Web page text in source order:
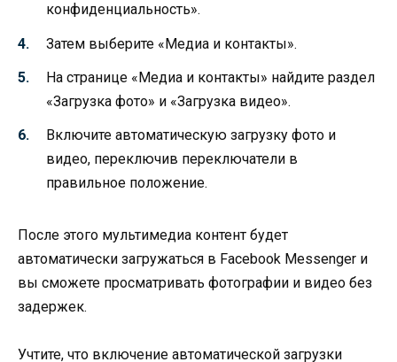
конфиденциальность».
Затем выберите «Медиа и контакты».
На странице «Медиа и контакты» найдите раздел
«Загрузка фото» и «Загрузка видео».
Включите автоматическую загрузку фото и
видео, переключив переключатели в
правильное положение.
После этого мультимедиа контент будет
автоматически загружаться в Facebook Messenger и
вы сможете просматривать фотографии и видео без
задержек.
Учтите, что включение автоматической загрузки